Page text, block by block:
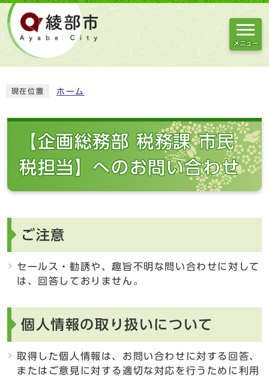
メニュー
現在位置 ホーム
【企画総務部 税務課 市民
税担当】へのお問い合わせ
ご注意
セールス・勧誘や、趣旨不明な問い合わせに対して
は、回答しておりません。
個人情報の取り扱いについて
取得した個人情報は、お問い合わせに対する回答、
またはご意見に対する適切な対応を行うために利用